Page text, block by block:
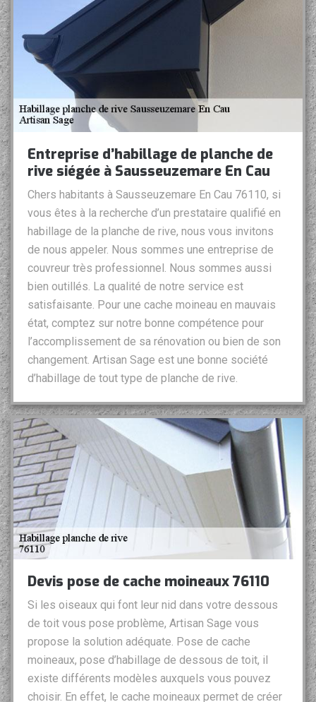
Entreprise d’habillage de planche de
rive siégée à Sausseuzemare En Cau
Chers habitants à Sausseuzemare En Cau 76110, si
vous êtes à la recherche d’un prestataire qualifié en
habillage de la planche de rive, nous vous invitons
de nous appeler. Nous sommes une entreprise de
couvreur très professionnel. Nous sommes aussi
bien outillés. La qualité de notre service est
satisfaisante. Pour une cache moineau en mauvais
état, comptez sur notre bonne compétence pour
l’accomplissement de sa rénovation ou bien de son
changement. Artisan Sage est une bonne société
d’habillage de tout type de planche de rive.
Devis pose de cache moineaux 76110
Si les oiseaux qui font leur nid dans votre dessous
de toit vous pose problème, Artisan Sage vous
propose la solution adéquate. Pose de cache
moineaux, pose d’habillage de dessous de toit, il
existe différents modèles auxquels vous pouvez
choisir. En effet, le cache moineaux permet de créer